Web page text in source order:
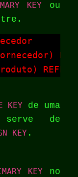
KEY ou
KEYde uma
de
KEY .
KEY no